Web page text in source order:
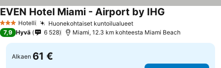
3 Tähtiluokitus
Hotelli Huonekohtaiset kuntoilualueetKatso hinnat
EVEN Hotel Miami - Airport by IHG
7,9 Hyvä 6 528 Miami, 12.3 km kohteesta Miami Beach
Alkaen 61 €